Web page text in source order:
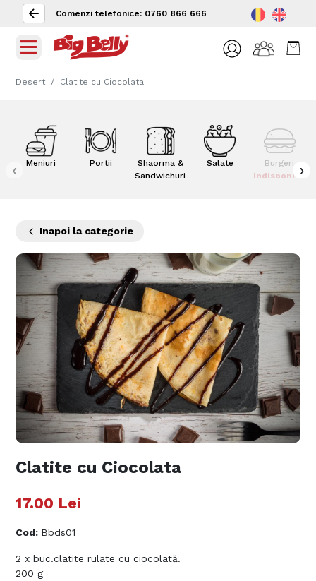
Comenzi telefonice: 0760 866 666
Desert Clatite cu Ciocolata
Meniuri Portii
Shaorma &
Sandwichuri
Salate
Burgeri
Indisponibil
‹ ›
Inapoi la categorie
Clatite cu Ciocolata
17.00 Lei
Cod: Bbds01
2 x buc.clatite rulate cu ciocolată.
200 g